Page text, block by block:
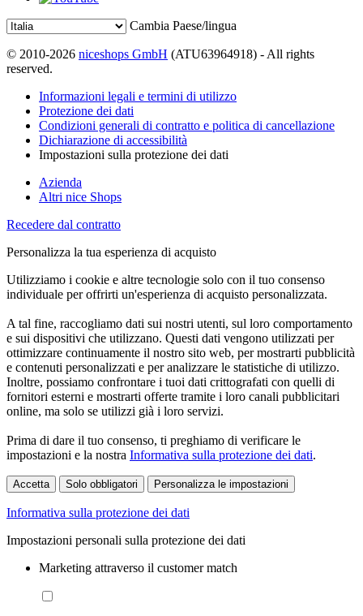
Cambia Paese/lingua
© 2010-2026 niceshops GmbH (ATU63964918) - All rights
reserved.
Informazioni legali e termini di utilizzo
Protezione dei dati
Condizioni generali di contratto e politica di cancellazione
Dichiarazione di accessibilità
Impostazioni sulla protezione dei dati
Azienda
Altri nice Shops
Recedere dal contratto
Personalizza la tua esperienza di acquisto
Utilizziamo i cookie e altre tecnologie solo con il tuo consenso
individuale per offrirti un'esperienza di acquisto personalizzata.
A tal fine, raccogliamo dati sui nostri utenti, sul loro comportamento
e sui dispositivi che utilizzano. Questi dati vengono utilizzati per
ottimizzare continuamente il nostro sito web, per mostrarti pubblicità
e contenuti personalizzati e per analizzare le statistiche di utilizzo.
Inoltre, possiamo confrontare i tuoi dati crittografati con quelli di
fornitori esterni e mostrarti offerte tramite i loro canali pubblicitari
online, ma solo se utilizzi già i loro servizi.
Prima di dare il tuo consenso, ti preghiamo di verificare le
impostazioni e la nostra Informativa sulla protezione dei dati.
Accetta Solo obbligatori Personalizza le impostazioni
Informativa sulla protezione dei dati
Impostazioni personali sulla protezione dei dati
Marketing attraverso il customer match